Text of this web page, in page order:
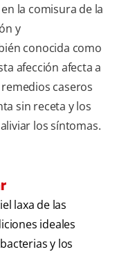
la comisura de la
y
conocida como
afección afecta a
caseros
sin receta y los
los síntomas.
laxa de las
ideales
y los